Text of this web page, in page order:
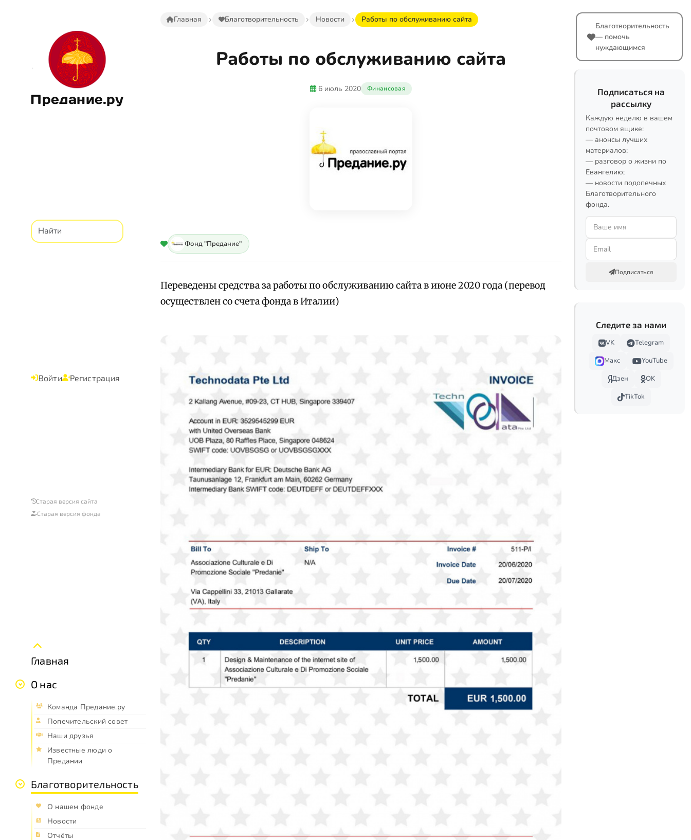
Предание.ру
Войти Регистрация
Старая версия сайта
Старая версия фонда
Главная
О нас
Команда Предание.ру
Попечительский совет
Наши друзья
Известные люди о
Предании
Благотворительность
О нашем фонде
Новости
Отчёты
Главная Благотворительность Новости Работы по обслуживанию сайта
Работы по обслуживанию сайта
6 июль 2020 Финансовая
Фонд "Предание"
Переведены средства за работы по обслуживанию сайта в июне 2020 года (перевод
осуществлен со счета фонда в Италии)
Благотворительность
— помочь
нуждающимся
Подписаться на
рассылку
Каждую неделю в вашем
почтовом ящике:
— анонсы лучших
материалов;
— разговор о жизни по
Евангелию;
— новости подопечных
Благотворительного
фонда.
Подписаться
Следите за нами
VK
Telegram
Макс
YouTube
Дзен
OK
TikTok